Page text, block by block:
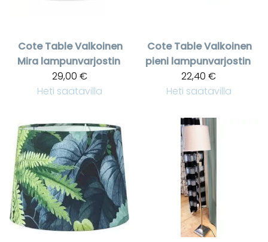
Cote TableValkoinen
Mira lampunvarjostin
29,00 €
Heti saatavilla
Cote TableValkoinen
pieni lampunvarjostin
22,40 €
Heti saatavilla